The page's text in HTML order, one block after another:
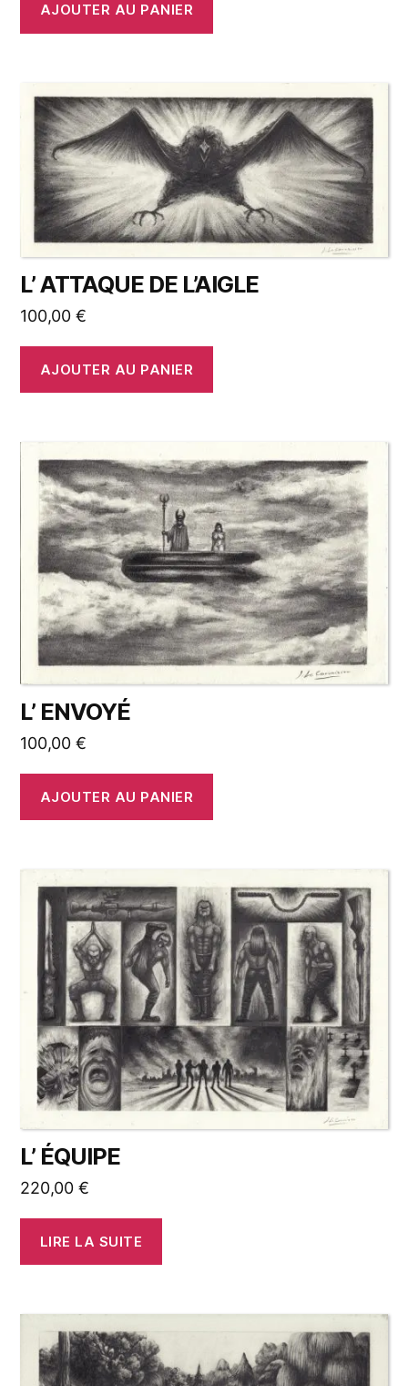
AJOUTER AU PANIER
L’ ATTAQUE DE L’AIGLE
100,00 €
AJOUTER AU PANIER
L’ ENVOYÉ
100,00 €
AJOUTER AU PANIER
L’ ÉQUIPE
220,00 €
LIRE LA SUITE